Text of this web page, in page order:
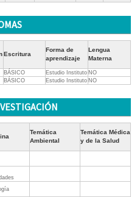
Escritura
Forma de
aprendizaje
Lengua
Materna
BÁSICO Estudio Instituto NO
BÁSICO Estudio Instituto NO
Temática
Ambiental
Temática Médica
y de la Salud